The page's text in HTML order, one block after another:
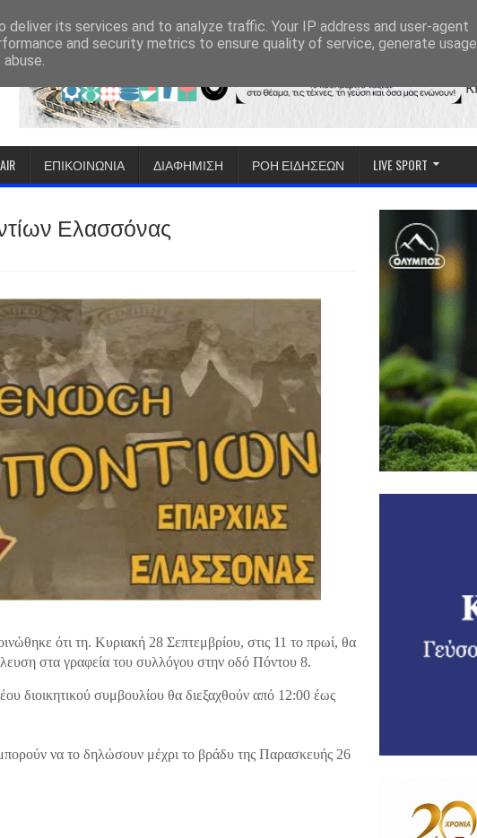
ΕΠΙΚΟΙΝΩΝΙΑ ΔΙΑΦΗΜΙΣΗ ΡΟΗ ΕΙΔΗΣΕΩΝ LIVE SPORT
Ελασσόνας
ότι τη. Κυριακή 28 Σεπτεμβρίου, στις 11 το πρωί, θα
στα γραφεία του συλλόγου στην οδό Πόντου 8.
διοικητικού συμβουλίου θα διεξαχθούν από 12:00 έως
να το δηλώσουν μέχρι το βράδυ της Παρασκευής 26
its services and to analyze traffic. Your IP address and user-agent
and security metrics to ensure quality of service, generate usage